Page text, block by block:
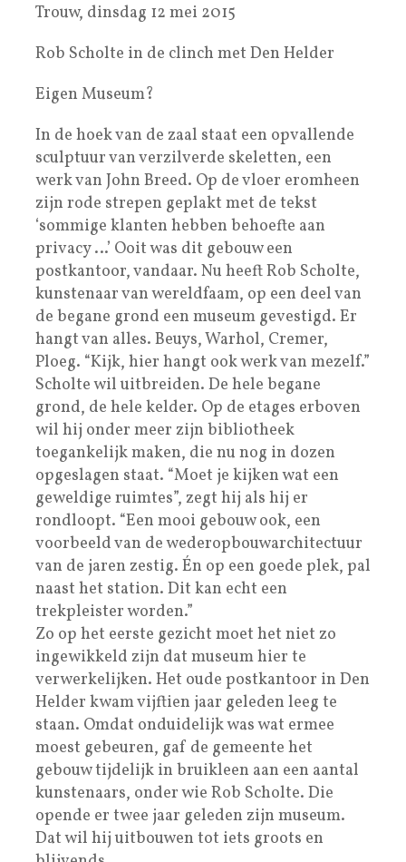
Trouw, dinsdag 12 mei 2015
Rob Scholte in de clinch met Den Helder
Eigen Museum?
In de hoek van de zaal staat een opvallende
sculptuur van verzilverde skeletten, een
werk van John Breed. Op de vloer eromheen
zijn rode strepen geplakt met de tekst
‘sommige klanten hebben behoefte aan
privacy …’ Ooit was dit gebouw een
postkantoor, vandaar. Nu heeft Rob Scholte,
kunstenaar van wereldfaam, op een deel van
de begane grond een museum gevestigd. Er
hangt van alles. Beuys, Warhol, Cremer,
Ploeg. “Kijk, hier hangt ook werk van mezelf.”
Scholte wil uitbreiden. De hele begane
grond, de hele kelder. Op de etages erboven
wil hij onder meer zijn bibliotheek
toegankelijk maken, die nu nog in dozen
opgeslagen staat. “Moet je kijken wat een
geweldige ruimtes”, zegt hij als hij er
rondloopt. “Een mooi gebouw ook, een
voorbeeld van de wederopbouwarchitectuur
van de jaren zestig. Én op een goede plek, pal
naast het station. Dit kan echt een
trekpleister worden.”
Zo op het eerste gezicht moet het niet zo
ingewikkeld zijn dat museum hier te
verwerkelijken. Het oude postkantoor in Den
Helder kwam vijftien jaar geleden leeg te
staan. Omdat onduidelijk was wat ermee
moest gebeuren, gaf de gemeente het
gebouw tijdelijk in bruikleen aan een aantal
kunstenaars, onder wie Rob Scholte. Die
opende er twee jaar geleden zijn museum.
Dat wil hij uitbouwen tot iets groots en